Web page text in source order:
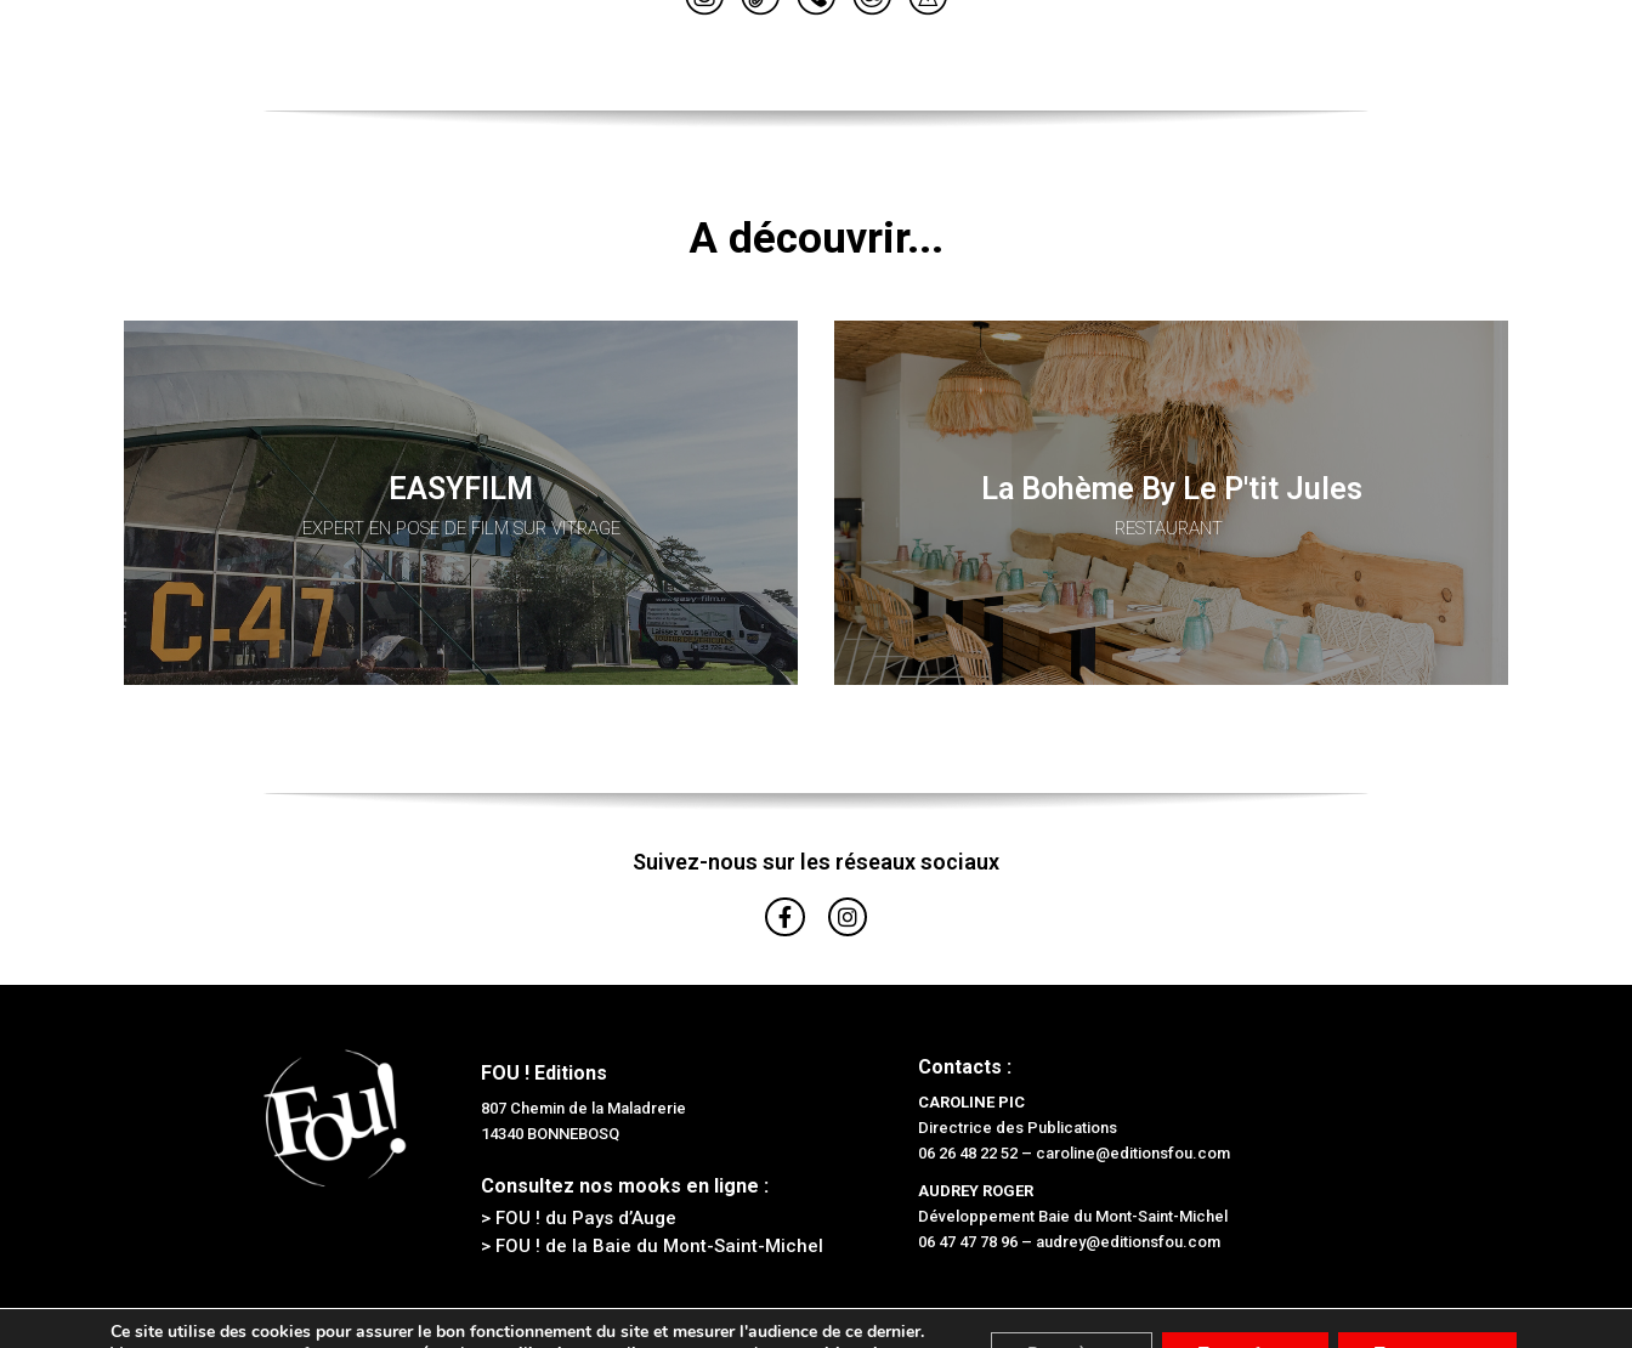
A découvrir...
EASYFILM
EXPERT EN POSE DE FILM SUR VITRAGE
La Bohème By Le P'tit Jules
RESTAURANT
Suivez-nous sur les réseaux sociaux
FOU ! Editions
807 Chemin de la Maladrerie
14340 BONNEBOSQ
Consultez nos mooks en ligne :
> FOU ! du Pays d’Auge
> FOU ! de la Baie du Mont-Saint-Michel
Contacts :
CAROLINE PIC
Directrice des Publications
06 26 48 22 52 – caroline@editionsfou.com
AUDREY ROGER
Développement Baie du Mont-Saint-Michel
06 47 47 78 96 – audrey@editionsfou.com
Tous droits réservés © FOU ! Éditions 2026 –Mentions légales– Conception :Diapazons Communication– Développement :
Ce site utilise des cookies pour assurer le bon fonctionnement du site et mesurer l'audience de ce dernier.